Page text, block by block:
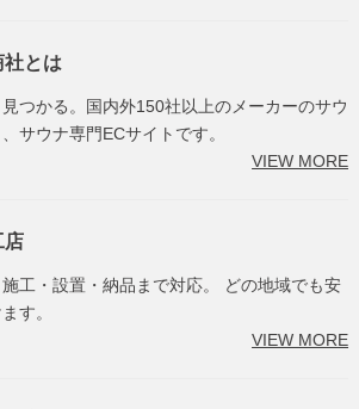
とは
つかる。国内外150社以上のメーカーのサウ
サウナ専門ECサイトです。
VIEW MORE
店
工・設置・納品まで対応。 どの地域でも安
す。
VIEW MORE